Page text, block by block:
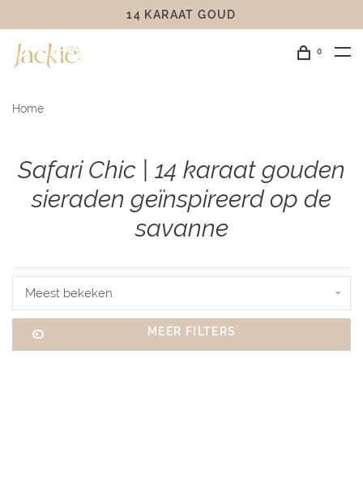
14 KARAAT GOUD
0
Home
Safari Chic | 14 karaat gouden
sieraden geïnspireerd op de
savanne
Meest bekeken
MEER FILTERS